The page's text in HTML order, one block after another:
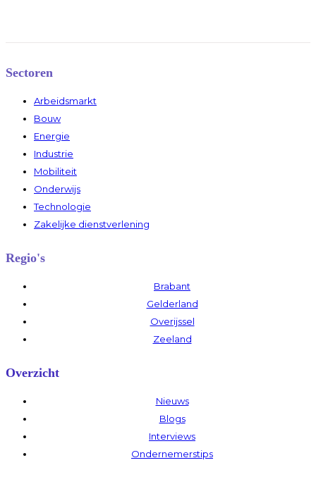
Sectoren
Arbeidsmarkt
Bouw
Energie
Industrie
Mobiliteit
Onderwijs
Technologie
Zakelijke dienstverlening
Regio's
Brabant
Gelderland
Overijssel
Zeeland
Overzicht
Nieuws
Blogs
Interviews
Ondernemerstips